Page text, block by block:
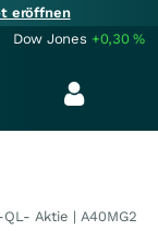
eröffnen
Dow Jones +0,30%
QL- Aktie | A40MG2